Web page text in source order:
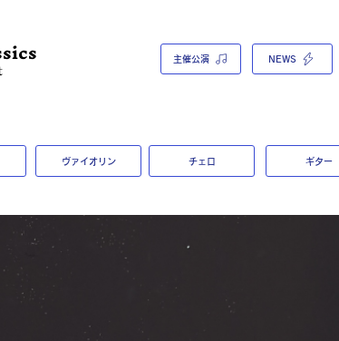
主催公演 NEWS
ヴァイオリン チェロ ギター